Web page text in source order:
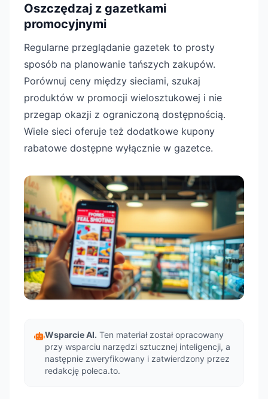
Oszczędzaj z gazetkami
promocyjnymi
Regularne przeglądanie gazetek to prosty
sposób na planowanie tańszych zakupów.
Porównuj ceny między sieciami, szukaj
produktów w promocji wielosztukowej i nie
przegap okazji z ograniczoną dostępnością.
Wiele sieci oferuje też dodatkowe kupony
rabatowe dostępne wyłącznie w gazetce.
Wsparcie AI. Ten materiał został opracowany
przy wsparciu narzędzi sztucznej inteligencji, a
następnie zweryfikowany i zatwierdzony przez
redakcję poleca.to.